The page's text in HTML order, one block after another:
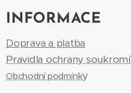
INFORMACE
Doprava a platba
Pravidla ochrany soukromí
Obchodní podmínky